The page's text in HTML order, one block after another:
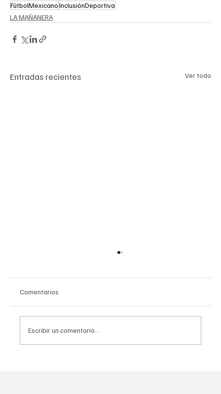
FútbolMexicanoInclusiónDeportiva
LA MAÑANERA
Entradas recientes Ver todo
Comentarios
Escribir un comentario...